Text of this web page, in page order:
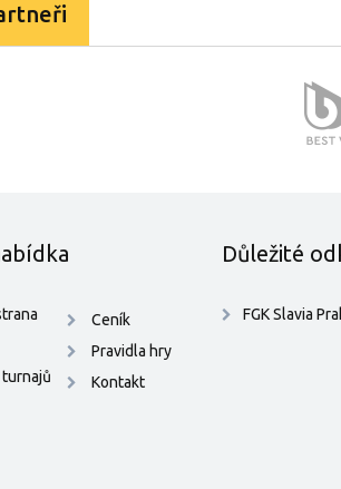
Ceník
Pravidla hry
Kontakt
Důležité
FGK Slavia